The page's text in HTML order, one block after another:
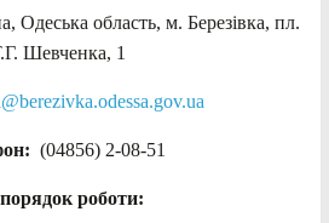
Одеська область, м. Березівка, пл.
Шевченка, 1
(04856) 2-08-51
роботи: